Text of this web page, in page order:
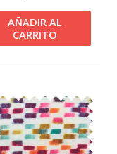
AÑADIR AL
CARRITO